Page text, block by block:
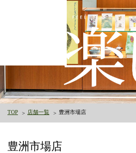
TOP 店舗一覧 豊洲市場店
豊洲市場店